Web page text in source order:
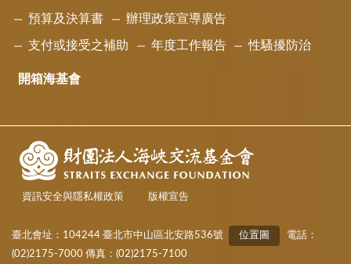
預算及決算書 辦理政策宣導廣告
支付或接受之補助 年度工作報告 性騷擾防治
開箱海基會
資訊安全與隱私權政策 版權宣告
臺北會址：104244 臺北市中山區北安路536號 位置圖
電話：
(02)2175-7000 傳真：(02)2175-7100